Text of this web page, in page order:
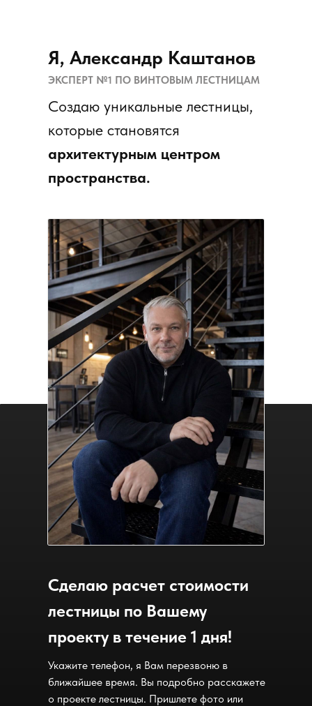
Я, Александр Каштанов
Создаю уникальные лестницы,
которые становятся
архитектурным центром
пространства.
Сделаю расчет стоимости
лестницы по Вашему
проекту в течение 1 дня!
Укажите телефон, я Вам перезвоню в
ближайшее время. Вы подробно расскажете
о проекте лестницы. Пришлете фото или
ЭКСПЕРТ №1 ПО ВИНТОВЫМ ЛЕСТНИЦАМ